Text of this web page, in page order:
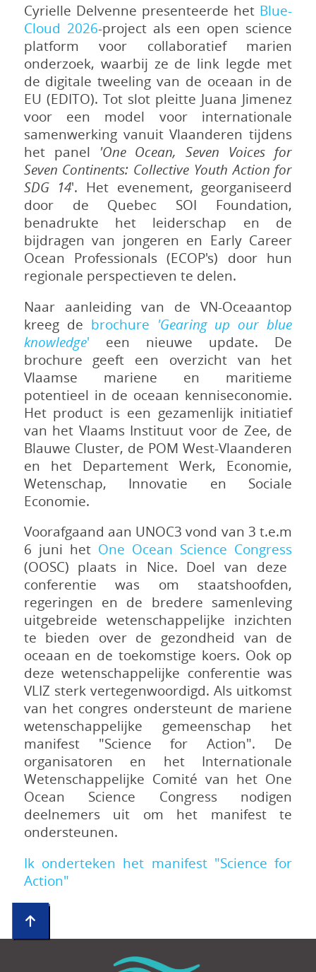
Cyrielle Delvenne presenteerde het Blue-
Cloud 2026-project als een open science
platform voor collaboratief marien
onderzoek, waarbij ze de link legde met
de digitale tweeling van de oceaan in de
EU (EDITO). Tot slot pleitte Juana Jimenez
voor een model voor internationale
samenwerking vanuit Vlaanderen tijdens
het panel 'One Ocean, Seven Voices for
Seven Continents: Collective Youth Action for
SDG 14'. Het evenement, georganiseerd
door de Quebec SOI Foundation,
benadrukte het leiderschap en de
bijdragen van jongeren en Early Career
Ocean Professionals (ECOP's) door hun
regionale perspectieven te delen.
Naar aanleiding van de VN-Oceaantop
kreeg de brochure 'Gearing up our blue
knowledge' een nieuwe update. De
brochure geeft een overzicht van het
Vlaamse mariene en maritieme
potentieel in de oceaan kenniseconomie.
Het product is een gezamenlijk initiatief
van het Vlaams Instituut voor de Zee, de
Blauwe Cluster, de POM West-Vlaanderen
en het Departement Werk, Economie,
Wetenschap, Innovatie en Sociale
Economie.
Voorafgaand aan UNOC3 vond van 3 t.e.m
6 juni het One Ocean Science Congress
(OOSC) plaats in Nice. Doel van deze
conferentie was om staatshoofden,
regeringen en de bredere samenleving
uitgebreide wetenschappelijke inzichten
te bieden over de gezondheid van de
oceaan en de toekomstige koers. Ook op
deze wetenschappelijke conferentie was
VLIZ sterk vertegenwoordigd. Als uitkomst
van het congres ondersteunt de mariene
wetenschappelijke gemeenschap het
manifest "Science for Action". De
organisatoren en het Internationale
Wetenschappelijke Comité van het One
Ocean Science Congress nodigen
deelnemers uit om het manifest te
ondersteunen.
Ik onderteken het manifest "Science for
Action"